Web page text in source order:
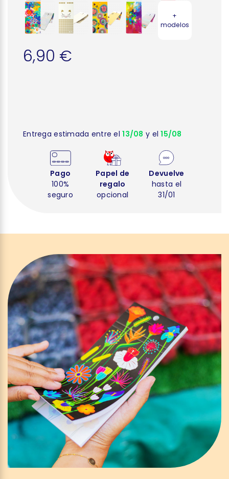
+
modelos
6,90 €
Entrega estimada entre el13/08 y el15/08
Pago
100%
seguro
Papel de
regalo
opcional
Devuelve
hasta el
31/01